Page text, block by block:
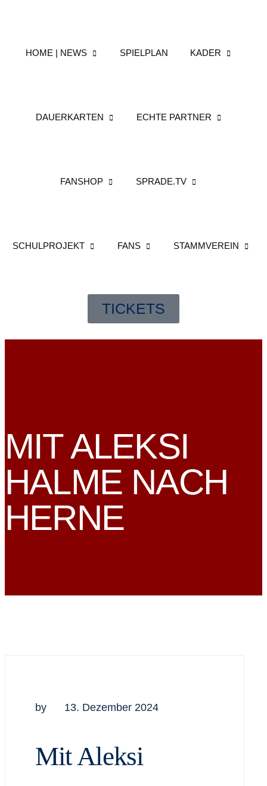
HOME | NEWS SPIELPLAN KADER
DAUERKARTEN ECHTE PARTNER
FANSHOP SPRADE.TV
SCHULPROJEKT FANS STAMMVEREIN
TICKETS
MIT ALEKSI
HALME NACH
HERNE
by 13. Dezember 2024
Mit Aleksi